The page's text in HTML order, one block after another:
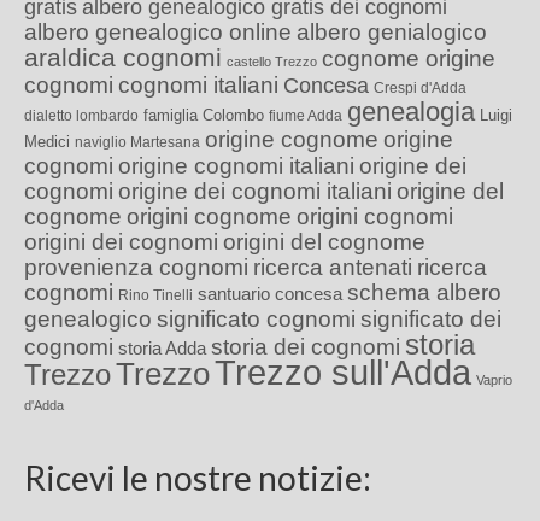
gratis albero genealogico gratis dei cognomi
albero genealogico online albero genialogico
araldica cognomi castello Trezzo cognome origine
cognomi cognomi italiani Concesa Crespi d'Adda
dialetto lombardo famiglia Colombo fiume Adda genealogia Luigi
Medici naviglio Martesana origine cognome origine
cognomi origine cognomi italiani origine dei
cognomi origine dei cognomi italiani origine del
cognome origini cognome origini cognomi
origini dei cognomi origini del cognome
provenienza cognomi ricerca antenati ricerca
cognomi Rino Tinelli santuario concesa schema albero
genealogico significato cognomi significato dei
cognomi storia Adda storia dei cognomi storia
TrezzoTrezzoTrezzo sull'Adda Vaprio
d'Adda
Ricevi le nostre notizie: